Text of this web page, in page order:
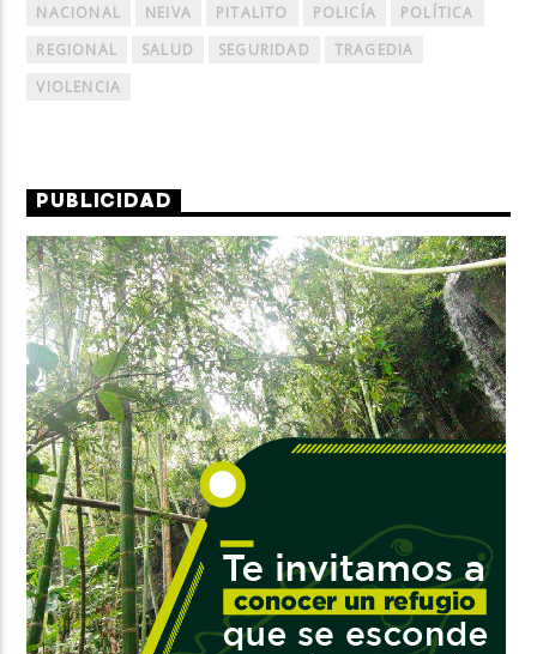
NACIONAL
NEIVA PITALITO POLICÍA
POLÍTICA
REGIONAL
SALUD SEGURIDAD
TRAGEDIA
VIOLENCIA
PUBLICIDAD